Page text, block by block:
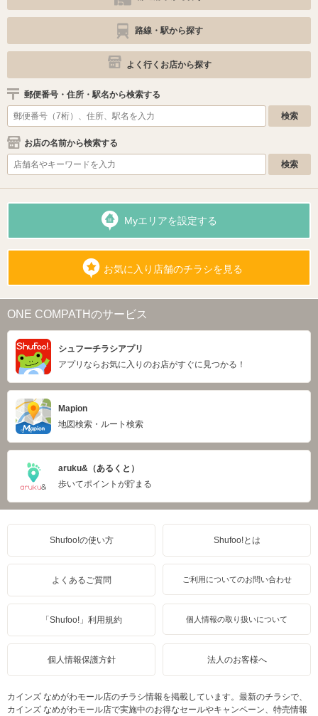
路線・駅から探す
よく行くお店から探す
郵便番号・住所・駅名から検索する
お店の名前から検索する
Myエリアを設定する
お気に入り店舗のチラシを見る
ONE COMPATHのサービス
シュフーチラシアプリ
アプリならお気に入りのお店がすぐに見つかる！
Mapion
地図検索・ルート検索
aruku&（あるくと）
歩いてポイントが貯まる
Shufoo!の使い方 Shufoo!とは
よくあるご質問 ご利用についてのお問い合わせ
「Shufoo!」利用規約 個人情報の取り扱いについて
個人情報保護方針 法人のお客様へ
カインズ なめがわモール店のチラシ情報を掲載しています。最新のチラシで、
カインズ なめがわモール店で実施中のお得なセールやキャンペーン、特売情報